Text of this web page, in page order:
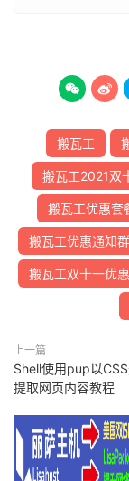
 
搬瓦工
搬瓦工2021双
搬瓦工优惠套
搬瓦工优惠通知群
搬瓦工双十一优惠
上一篇
Shell使用pup以
提取网页内容教程